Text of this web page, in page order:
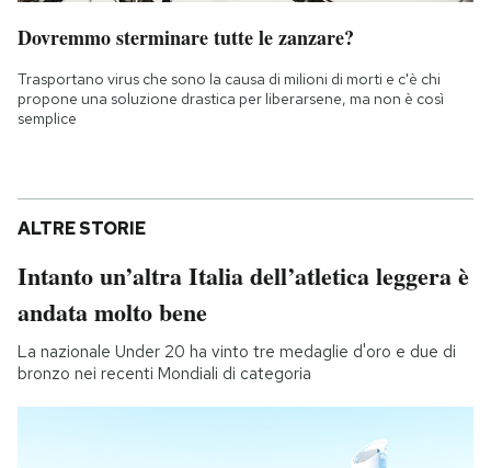
Dovremmo sterminare tutte le zanzare?
Trasportano virus che sono la causa di milioni di morti e c'è chi
propone una soluzione drastica per liberarsene, ma non è così
semplice
ALTRE STORIE
Intanto un’altra Italia dell’atletica leggera è
andata molto bene
La nazionale Under 20 ha vinto tre medaglie d'oro e due di
bronzo nei recenti Mondiali di categoria